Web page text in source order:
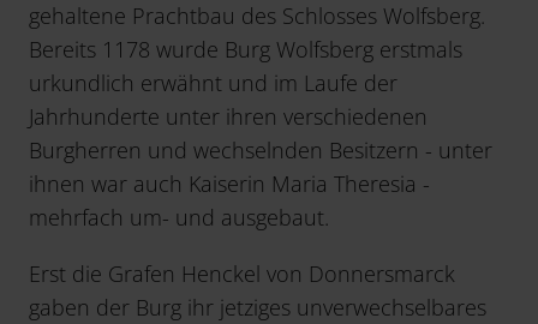
gehaltene Prachtbau des Schlosses Wolfsberg.
Bereits 1178 wurde Burg Wolfsberg erstmals
urkundlich erwähnt und im Laufe der
Jahrhunderte unter ihren verschiedenen
Burgherren und wechselnden Besitzern - unter
ihnen war auch Kaiserin Maria Theresia -
mehrfach um- und ausgebaut.
Erst die Grafen Henckel von Donnersmarck
gaben der Burg ihr jetziges unverwechselbares